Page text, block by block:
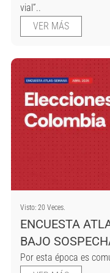
vial”..
VER MÁS
Visto: 20 Veces.
ENCUESTA
BAJO
Por esta época es